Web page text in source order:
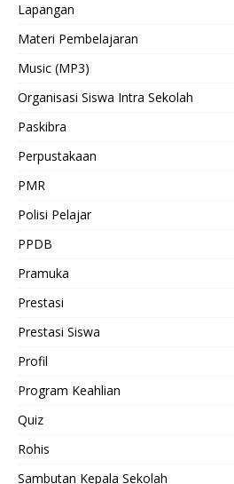
Lapangan
Materi Pembelajaran
Music (MP3)
Organisasi Siswa Intra Sekolah
Paskibra
Perpustakaan
PMR
Polisi Pelajar
PPDB
Pramuka
Prestasi
Prestasi Siswa
Profil
Program Keahlian
Quiz
Rohis
Sambutan Kepala Sekolah